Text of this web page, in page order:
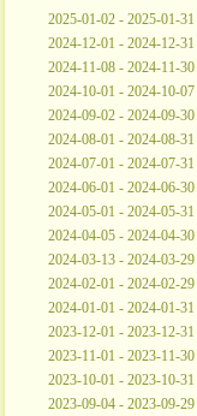
2025-01-02 - 2025-01-31
2024-12-01 - 2024-12-31
2024-11-08 - 2024-11-30
2024-10-01 - 2024-10-07
2024-09-02 - 2024-09-30
2024-08-01 - 2024-08-31
2024-07-01 - 2024-07-31
2024-06-01 - 2024-06-30
2024-05-01 - 2024-05-31
2024-04-05 - 2024-04-30
2024-03-13 - 2024-03-29
2024-02-01 - 2024-02-29
2024-01-01 - 2024-01-31
2023-12-01 - 2023-12-31
2023-11-01 - 2023-11-30
2023-10-01 - 2023-10-31
2023-09-04 - 2023-09-29